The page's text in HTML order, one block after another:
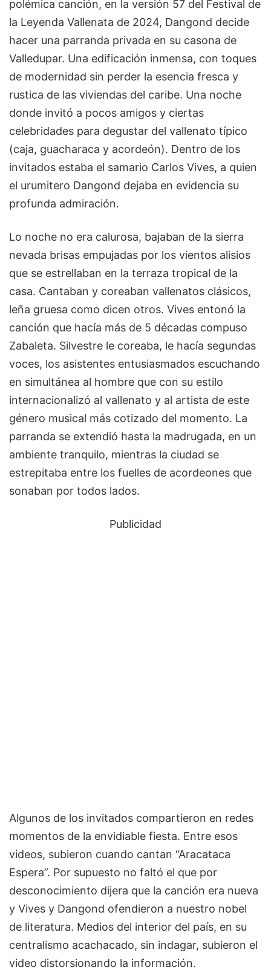
polémica canción, en la versión 57 del Festival de
la Leyenda Vallenata de 2024, Dangond decide
hacer una parranda privada en su casona de
Valledupar. Una edificación inmensa, con toques
de modernidad sin perder la esencia fresca y
rustica de las viviendas del caribe. Una noche
donde invitó a pocos amigos y ciertas
celebridades para degustar del vallenato típico
(caja, guacharaca y acordeón). Dentro de los
invitados estaba el samario Carlos Vives, a quien
el urumitero Dangond dejaba en evidencia su
profunda admiración.
Lo noche no era calurosa, bajaban de la sierra
nevada brisas empujadas por los vientos alisios
que se estrellaban en la terraza tropical de la
casa. Cantaban y coreaban vallenatos clásicos,
leña gruesa como dicen otros. Vives entonó la
canción que hacía más de 5 décadas compuso
Zabaleta. Silvestre le coreaba, le hacía segundas
voces, los asistentes entusiasmados escuchando
en simultánea al hombre que con su estilo
internacionalizó al vallenato y al artista de este
género musical más cotizado del momento. La
parranda se extendió hasta la madrugada, en un
ambiente tranquilo, mientras la ciudad se
estrepitaba entre los fuelles de acordeones que
sonaban por todos lados.
Publicidad
Algunos de los invitados compartieron en redes
momentos de la envidiable fiesta. Entre esos
videos, subieron cuando cantan “Aracataca
Espera”. Por supuesto no faltó el que por
desconocimiento dijera que la canción era nueva
y Vives y Dangond ofendieron a nuestro nobel
de literatura. Medios del interior del país, en su
centralismo acachacado, sin indagar, subieron el
video distorsionando la información.